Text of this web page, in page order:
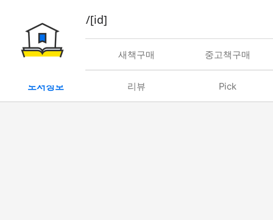
book/rent/[id]
대여 새책구매 중고책구매
도서정보 리뷰 Pick